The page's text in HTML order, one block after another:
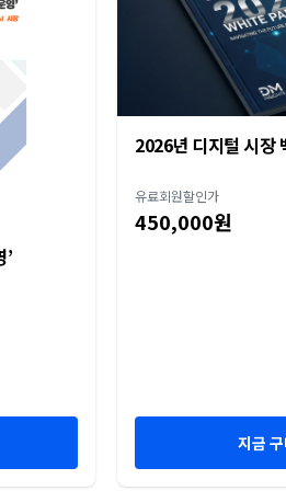
2026년 디지털 시장
유료회원할인가
450,000원
지금